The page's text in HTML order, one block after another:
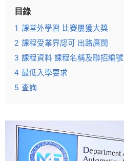
目錄
1 課堂外學習 比賽屢獲大獎
2 課程受業界認可 出路廣闊
3 課程資料 課程名稱及聯招編號
4 最低入學要求
5 查詢